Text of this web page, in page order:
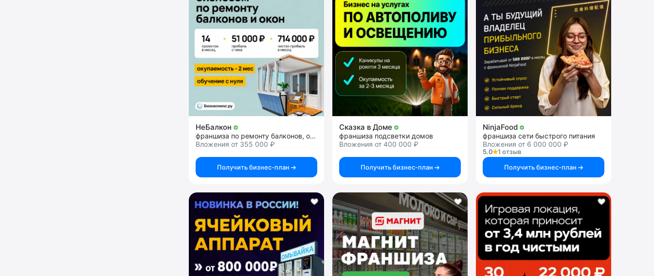
НеБалкон
франшиза по ремонту балконов, окон и дверей
Вложения от 355 000 ₽
Получить бизнес-план
Сказка в Доме
франшиза подсветки домов
Вложения от 400 000 ₽
Получить бизнес-план
NinjaFood
франшиза сети быстрого питания
Вложения от 6 000 000 ₽
5.0
1 отзыв
Получить бизнес-план